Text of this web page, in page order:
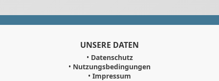
UNSERE DATEN
• Datenschutz
• Nutzungsbedingungen
• Impressum